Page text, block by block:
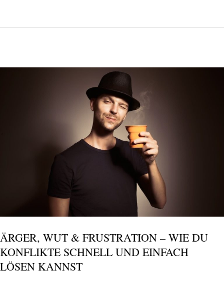
ÄRGER, WUT & FRUSTRATION – WIE DU
KONFLIKTE SCHNELL UND EINFACH
LÖSEN KANNST